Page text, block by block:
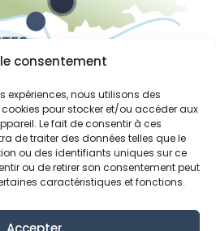
consentement
expériences, nous utilisons des
pour stocker et/ou accéder aux
Le fait de consentir à ces
de traiter des données telles que le
ou des identifiants uniques sur ce
ou de retirer son consentement peut
caractéristiques et fonctions.
Vexin français